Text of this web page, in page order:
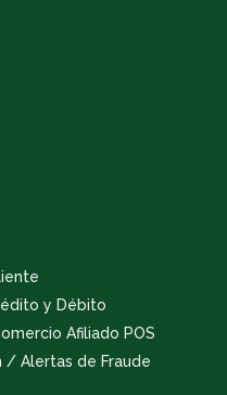
y Débito
Afiliado POS
/ Alertas de Fraude